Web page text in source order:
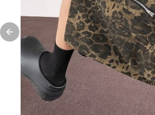
Previous slide